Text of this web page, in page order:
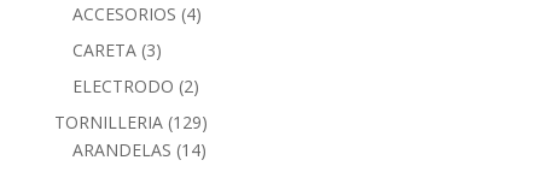
ACCESORIOS (4)
CARETA (3)
ELECTRODO (2)
TORNILLERIA (129)
ARANDELAS (14)